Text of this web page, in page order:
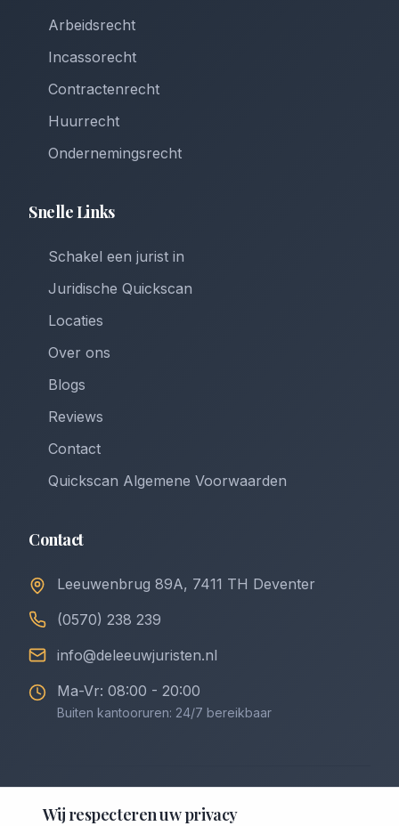
Arbeidsrecht
Incassorecht
Contractenrecht
Huurrecht
Ondernemingsrecht
Snelle Links
Schakel een jurist in
Juridische Quickscan
Locaties
Over ons
Blogs
Reviews
Contact
Quickscan Algemene Voorwaarden
Contact
Leeuwenbrug 89A, 7411 TH Deventer
(0570) 238 239
info@deleeuwjuristen.nl
Ma-Vr: 08:00 - 20:00
Buiten kantooruren: 24/7 bereikbaar
2026
De Leeuw Incasso & Juristen. Alle rechten
Wij respecteren uw privacy